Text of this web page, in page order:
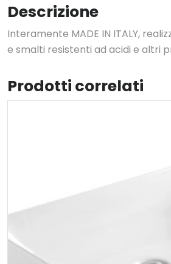
Descrizione
Interamente MADE IN ITALY,
e smalti resistenti ad acidi e altri
Prodotti correlati